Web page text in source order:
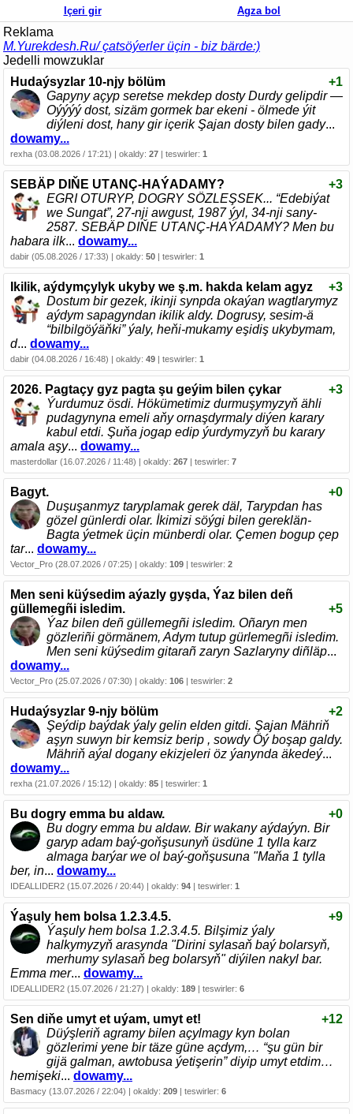
Içeri gir Agza bol
Reklama
M.Yurekdesh.Ru/ çatsöýerler üçin - biz bärde:)
Jedelli mowzuklar
Hudaýsyzlar 10-njy bölüm
+1
Gapyny açyp seretse mekdep dosty Durdy gelipdir —
Oýýýý dost, sizäm gormek bar ekeni - ölmede ýit
diýleni dost, hany gir içerik Şajan dosty bilen gady...
dowamy...
rexha (03.08.2026 / 17:21) | okaldy: 27 | teswirler: 1
SEBÄP DIŇE UTАNÇ-HАÝADАMY?
+3
EGRI ОTURYP, DОGRY SÖZLEŞSEK... “Edebiýat
we Sungаt”, 27-nji аwgust, 1987 ýyl, 34-nji sаny-
2587. SEBÄP DIŇE UTАNÇ-HАÝADАMY? Men bu
hаbаrа ilk... dowamy...
dabir (05.08.2026 / 17:33) | okaldy: 50 | teswirler: 1
Ikilik, aýdymçylyk ukyby we ş.m. hakda kelam agyz
+3
Dostum bir gezek, ikinji synpda okaýan wagtlarymyz
aýdym sapagyndan ikilik aldy. Dogrusy, sesim-ä
“bilbilgöýäňki” ýaly, heňi-mukamy eşidiş ukybymam,
d... dowamy...
dabir (04.08.2026 / 16:48) | okaldy: 49 | teswirler: 1
2026. Pagtaçy gyz pagta şu geýim bilen çykar
+3
Ýurdumuz ösdi. Hökümetimiz durmuşymyzyň ähli
pudagynyna emeli aňy ornaşdyrmaly diýen karary
kabul etdi. Şuňa jogap edip ýurdymyzyň bu karary
amala aşy... dowamy...
masterdollar (16.07.2026 / 11:48) | okaldy: 267 | teswirler: 7
Bagyt.
+0
Duşuşanmyz taryplamak gerek däl, Tarypdan has
gözel günlerdi olar. İkimizi söýgi bilen gereklän-
Bagta ýetmek üçin münberdi olar. Çemen bogup çep
tar... dowamy...
Vector_Pro (28.07.2026 / 07:25) | okaldy: 109 | teswirler: 2
Men seni küýsedim aýazly gyşda, Ýaz bilen deñ
güllemegñi isledim.
+5
Ýaz bilen deñ güllemegñi isledim. Oñaryn men
gözleriñi görmänem, Adym tutup gürlemegñi isledim.
Men seni küýsedim gitarañ zaryn Sazlaryny diñläp...
dowamy...
Vector_Pro (25.07.2026 / 07:30) | okaldy: 106 | teswirler: 2
Hudaýsyzlar 9-njy bölüm
+2
Şeýdip baýdak ýaly gelin elden gitdi. Şajan Mähriň
aşyn suwyn bir kemsiz berip , sowdy Öý boşap galdy.
Mähriň aýal dogany ekizjeleri öz ýanynda äkedeý...
dowamy...
rexha (21.07.2026 / 15:12) | okaldy: 85 | teswirler: 1
Bu dogry emma bu aldaw.
+0
Bu dogry emma bu aldaw. Bir wakany aýdaýyn. Bir
garyp adam baý-goňşusunyň üsdüne 1 tylla karz
almaga barýar we ol baý-goňşusuna "Maňa 1 tylla
ber, in... dowamy...
IDEALLIDER2 (15.07.2026 / 20:44) | okaldy: 94 | teswirler: 1
Ýaşuly hem bolsa 1.2.3.4.5.
+9
Ýaşuly hem bolsa 1.2.3.4.5. Bilşimiz ýaly
halkymyzyň arasynda "Dirini sylasaň baý bolarsyň,
merhumy sylasaň beg bolarsyň" diýilen nakyl bar.
Emma mer... dowamy...
IDEALLIDER2 (15.07.2026 / 21:27) | okaldy: 189 | teswirler: 6
Sen diňe umyt et uýam, umyt et!
+12
Düýşleriň agramy bilen açylmagy kyn bolan
gözlerimi yene bir täze güne açdym,… “şu gün bir
gijä galman, awtobusa ýetişerin” diyip umyt etdim…
hemişeki... dowamy...
Basmacy (13.07.2026 / 22:04) | okaldy: 209 | teswirler: 6